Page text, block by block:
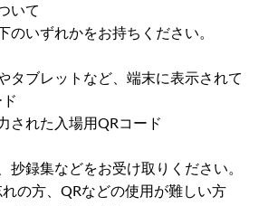
いて
いずれかをお持ちください。
タブレットなど、端末に表示されて
された入場用QRコード
録集などをお受け取りください。
の方、QRなどの使用が難しい方